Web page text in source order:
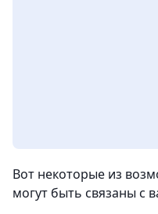
Вот некоторые из
могут быть связаны с